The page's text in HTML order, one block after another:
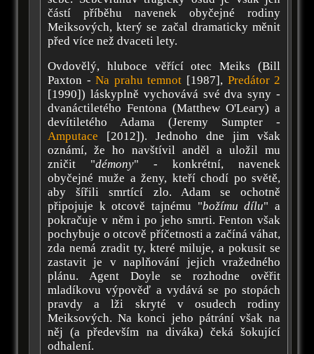
částí příběhu navenek obyčejné rodiny
Meiksových, který se začal dramaticky měnit
před více než dvaceti lety.
Ovdovělý, hluboce věřící otec Meiks (Bill
Paxton -Na prahu temnot [1987], Predátor 2
[1990]) láskyplně vychovává své dva syny -
dvanáctiletého Fentona (Matthew O'Leary) a
devítiletého Adama (Jeremy Sumpter -
Amputace [2012]). Jednoho dne jim však
oznámí, že ho navštívil anděl a uložil mu
zničit "démony" - konkrétní, navenek
obyčejné muže a ženy, kteří chodí po světě,
aby šířili smrtící zlo. Adam se ochotně
připojuje k otcově tajnému "božímu dílu" a
pokračuje v něm i po jeho smrti. Fenton však
pochybuje o otcově příčetnosti a začíná váhat,
zda nemá zradit ty, které miluje, a pokusit se
zastavit je v naplňování jejich vražedného
plánu. Agent Doyle se rozhodne ověřit
mladíkovu výpověď a vydává se po stopách
pravdy a lži skryté v osudech rodiny
Meiksových. Na konci jeho pátrání však na
něj (a především na diváka) čeká šokující
odhalení.